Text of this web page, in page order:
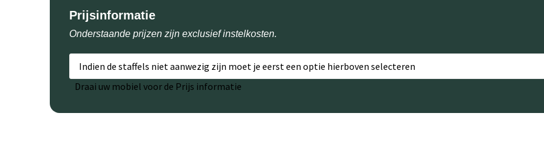
Prijsinformatie
Onderstaande prijzen zijn exclusief instelkosten.
Indien de staffels niet aanwezig zijn moet je eerst een optie hierboven selecteren
Draai uw mobiel voor de Prijs informatie